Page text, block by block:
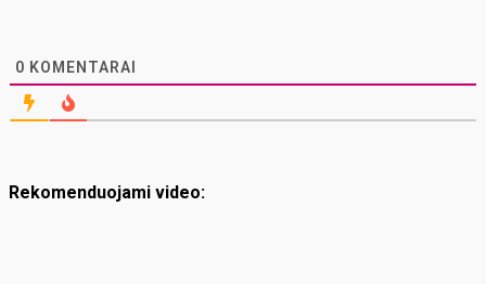
0 KOMENTARAI
Rekomenduojami video: